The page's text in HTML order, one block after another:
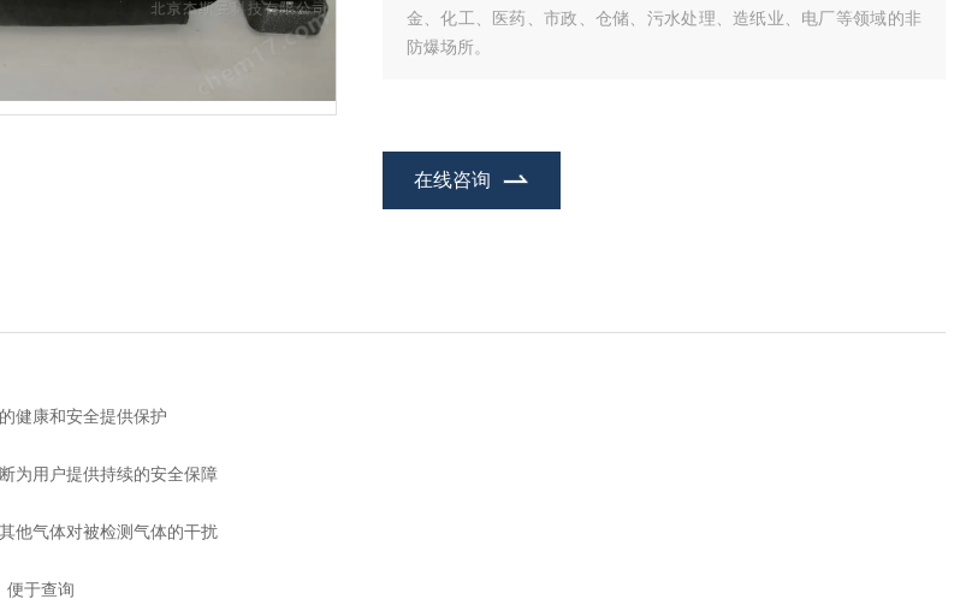
金、化工、医药、市政、仓储、污水处理、造纸业、电厂等领域的非
防爆场所。
在线咨询
健康和安全提供保护
为用户提供持续的安全保障
他气体对被检测气体的干扰
便于查询